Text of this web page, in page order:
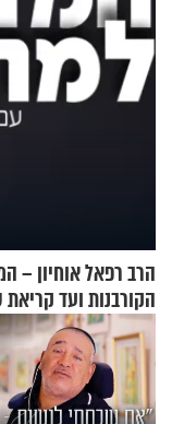
הרב רפאל אוחיון –
הקורבנות ועד